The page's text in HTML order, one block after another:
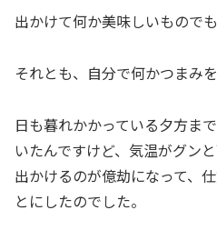
出かけて何か美味しいもので
それとも、自分で何かつまみ
日も暮れかかっている夕方ま
いたんですけど、気温がグン
出かけるのが億劫になって、
とにしたのでした。